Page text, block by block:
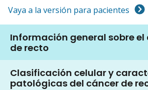
Vaya a la versión para pacientes
Información general sobre el
de recto
Clasificación celular y
patológicas del cáncer de